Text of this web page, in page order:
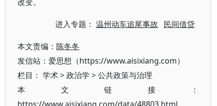
进入专题：温州动车追尾事故 民间借贷
本文责编： 陈冬冬
发信站：爱思想（https://www.aisixiang.com）
栏目： 学术>政治学 >公共政策与治理
本文链接：